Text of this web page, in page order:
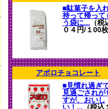
■駄菓子を入
持って帰って
う袋に... （税
０４円/１00枚
アポロチョコレート
■見慣れ過ぎて
見過ごされが
すが、おいし
い！... （税込